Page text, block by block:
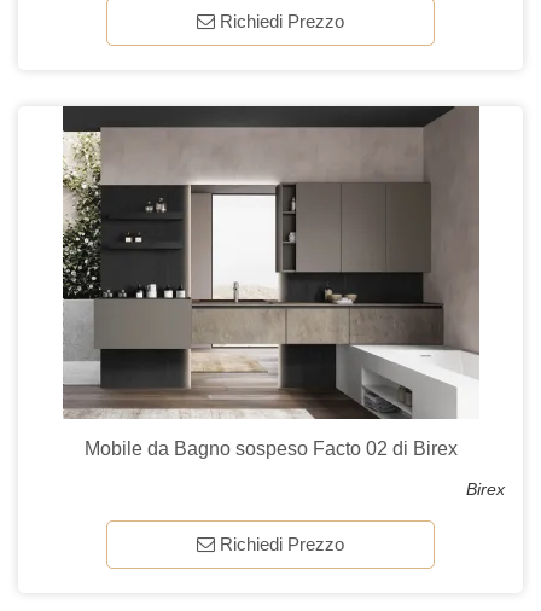
Richiedi Prezzo
Mobile da Bagno sospeso Facto 02 di Birex
Birex
Richiedi Prezzo